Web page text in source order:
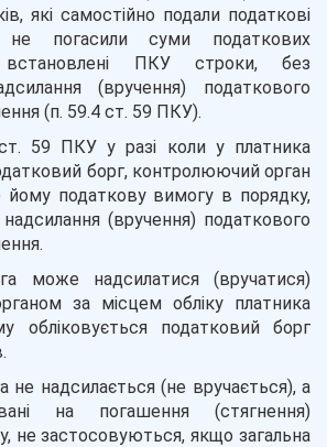
які самостійно подали податкові
не погасили суми податкових
встановлені ПКУ строки, без
(вручення) податкового
(п. 59.4 ст. 59 ПКУ).
59 ПКУ у разі коли у платника
борг, контролюючий орган
йому податкову вимогу в порядку,
(вручення) податкового
може надсилатися (вручатися)
за місцем обліку платника
обліковується податковий борг
не надсилається (не вручається), а
на погашення (стягнення)
не застосовуються, якщо загальна